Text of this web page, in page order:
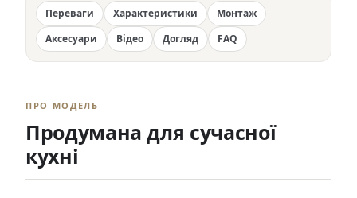
Переваги Характеристики
Монтаж
Аксесуари
Відео Догляд FAQ
ПРО МОДЕЛЬ
Продумана для сучасної
кухні